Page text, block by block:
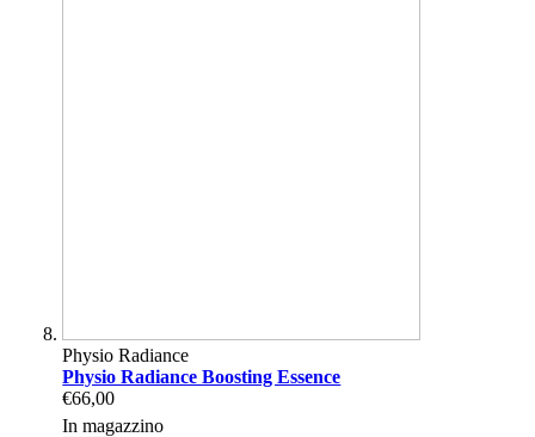
Physio Radiance
Physio Radiance Boosting Essence
€66,00
In magazzino